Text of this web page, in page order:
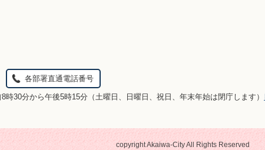
各部署直通電話番号
30分から午後5時15分（土曜日、日曜日、祝日、年末年始は閉庁します）
copyright Akaiwa-City All Rights Reserved